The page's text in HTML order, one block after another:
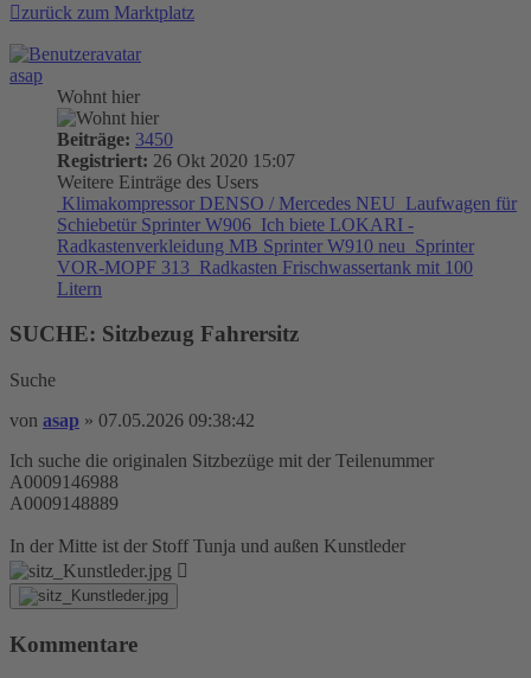
zurück zum Marktplatz
asap
Wohnt hier
Beiträge: 3450
Registriert: 26 Okt 2020 15:07
Weitere Einträge des Users
Klimakompressor DENSO / Mercedes NEU Laufwagen für
Schiebetür Sprinter W906 Ich biete LOKARI -
Radkastenverkleidung MB Sprinter W910 neu Sprinter
VOR-MOPF 313 Radkasten Frischwassertank mit 100
Litern
SUCHE: Sitzbezug Fahrersitz
Suche
von asap » 07.05.2026 09:38:42
Ich suche die originalen Sitzbezüge mit der Teilenummer
A0009146988
A0009148889
In der Mitte ist der Stoff Tunja und außen Kunstleder
Kommentare